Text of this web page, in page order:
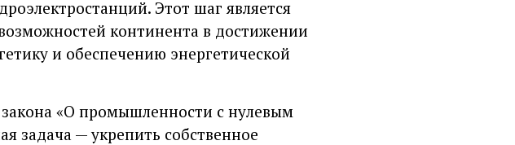
Этот шаг является
континента в достижении
и обеспечению энергетической
«О промышленности с нулевым
задача — укрепить собственное